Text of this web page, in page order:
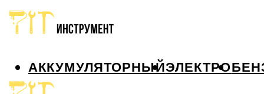
АККУМУЛЯТОРНЫЙЭЛЕКТРО